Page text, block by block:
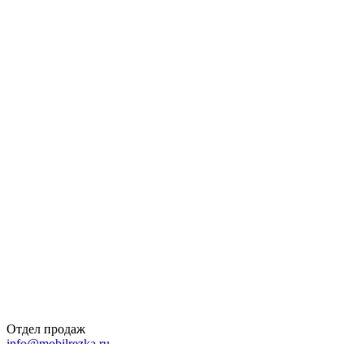
Отдел продаж